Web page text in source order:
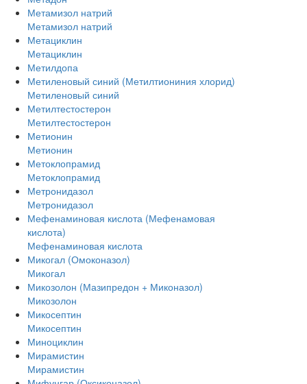
Метамизол натрий
Метамизол натрий
Метациклин
Метациклин
Метилдопа
Метиленовый синий (Метилтиониния хлорид)
Метиленовый синий
Метилтестостерон
Метилтестостерон
Метионин
Метионин
Метоклопрамид
Метоклопрамид
Метронидазол
Метронидазол
Мефенаминовая кислота (Мефенамовая
кислота)
Мефенаминовая кислота
Микогал (Омоконазол)
Микогал
Микозолон (Мазипредон + Миконазол)
Микозолон
Микосептин
Микосептин
Миноциклин
Мирамистин
Мирамистин